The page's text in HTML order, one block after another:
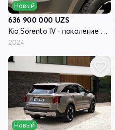
Новый
636 900 000 UZS
Kia Sorento IV - поколение рестайлинг
2024
Новый